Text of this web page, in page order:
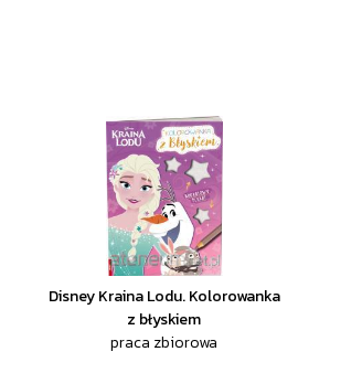
Disney Kraina Lodu. Kolorowanka
z błyskiem
praca zbiorowa